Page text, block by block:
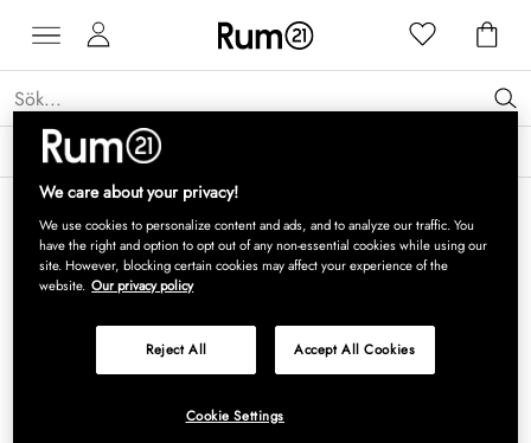
Få 15 % rabatt på Grythyttan Stålmöbler* →
We care about your privacy!
We use cookies to personalize content and ads, and to analyze our traffic. You
have the right and option to opt out of any non-essential cookies while using our
site. However, blocking certain cookies may affect your experience of the
website. Our privacy policy
Reject All Accept All Cookies
Cookie Settings